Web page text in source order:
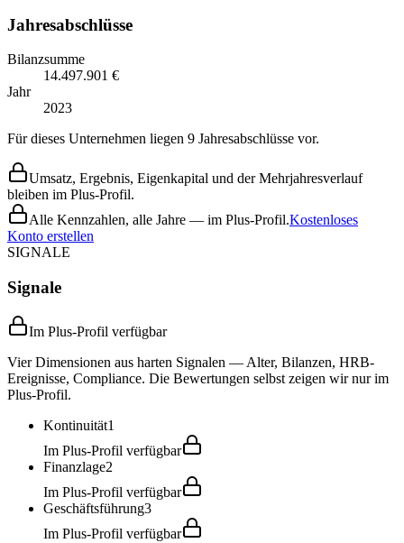
Jahresabschlüsse
Bilanzsumme
14.497.901 €
Jahr
2023
Für dieses Unternehmen liegen 9 Jahresabschlüsse vor.
Umsatz, Ergebnis, Eigenkapital und der Mehrjahresverlauf
bleiben im Plus-Profil.
Alle Kennzahlen, alle Jahre — im Plus-Profil.Kostenloses
Konto erstellen
SIGNALE
Signale
Im Plus-Profil verfügbar
Vier Dimensionen aus harten Signalen — Alter, Bilanzen, HRB-
Ereignisse, Compliance. Die Bewertungen selbst zeigen wir nur im
Plus-Profil.
Kontinuität1
Im Plus-Profil verfügbar
Finanzlage2
Im Plus-Profil verfügbar
Geschäftsführung3
Im Plus-Profil verfügbar